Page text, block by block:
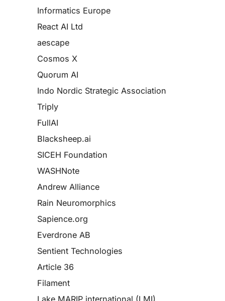
Informatics Europe
React AI Ltd
aescape
Cosmos X
Quorum AI
Indo Nordic Strategic Association
Triply
FullAI
Blacksheep.ai
SICEH Foundation
WASHNote
Andrew Alliance
Rain Neuromorphics
Sapience.org
Everdrone AB
Sentient Technologies
Article 36
Filament
Lake MARIP international (LMI)